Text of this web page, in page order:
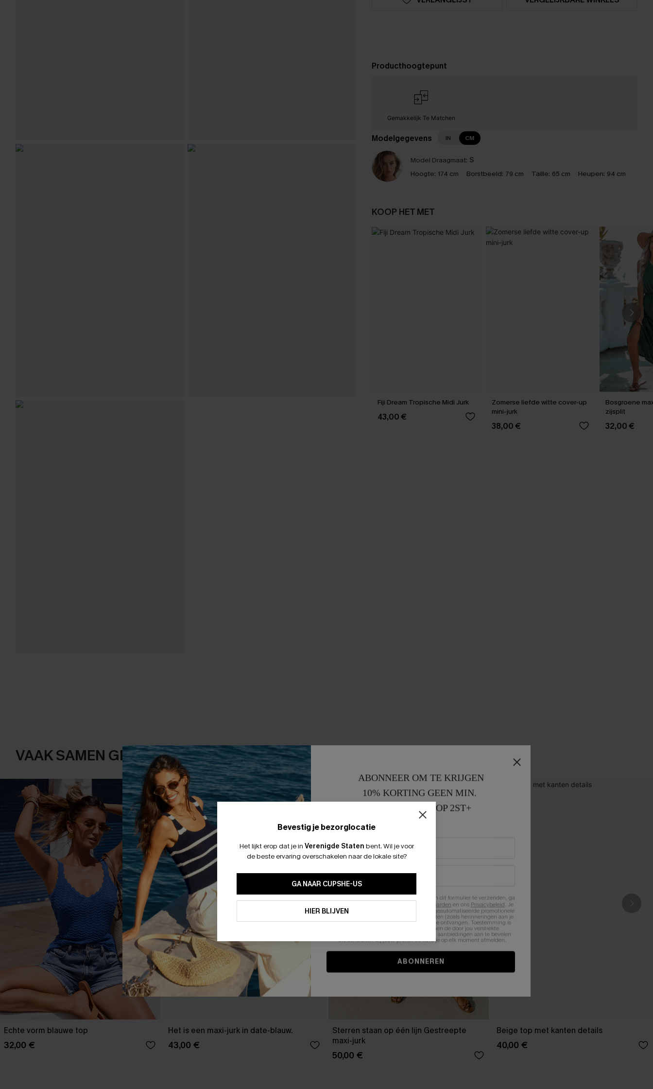
Producthoogtepunt
Gemakkelijk Te Matchen
Modelgegevens IN CM
Model Draagmaat: S
Hoogte: 174 cm Borstbeeld: 79 cm Taille: 65 cm Heupen: 94 cm
KOOP HET MET
Fiji Dream Tropische Midi Jurk
43,00 €
Zomerse liefde witte cover-up
mini-jurk
38,00 €
Bosgroene
zijsplit
32,00 €
VAAK SAMEN GEKOCHT
Echte vorm blauwe top
32,00 €
Het is een maxi-jurk in date-blauw.
43,00 €
Sterren staan op één lijn Gestreepte
maxi-jurk
50,00 €
Beige top met kanten details
40,00 €
Bevestig je bezorglocatie
Het lijkt erop dat je in Verenigde Staten bent. Wil je voor
de beste ervaring overschakelen naar de lokale site?
GA NAAR CUPSHE-US
HIER BLIJVEN
ABONNEER OM TE KRIJGEN
10% KORTING GEEN MIN.
15% KORTING OP 2ST+
Door je contactgegevens in te vullen en dit formulier te verzenden, ga
Algemene Voorwaarden en ons Privacybeleid. Je
stemt er tevens mee in om herhaalde geautomatiseerde promotionele
en gepersonaliseerde marketingberichten (zoals herinneringen aan je
winkelwagen) en e-mails van Cupshe te ontvangen. Toestemming is
niet vereist voor een aankoop. We kunnen de door jou verstrekte
informatie gebruiken om producten en aanbiedingen aan te bevelen
die aansluiten bij jouw profiel. Je kunt je op elk moment afmelden.
ABONNEREN